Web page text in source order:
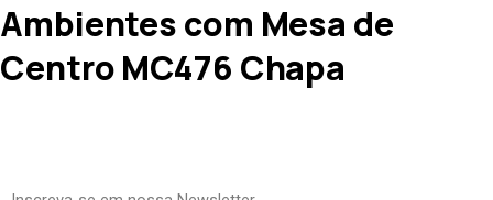
Ambientes com Mesa de
Centro MC476 Chapa